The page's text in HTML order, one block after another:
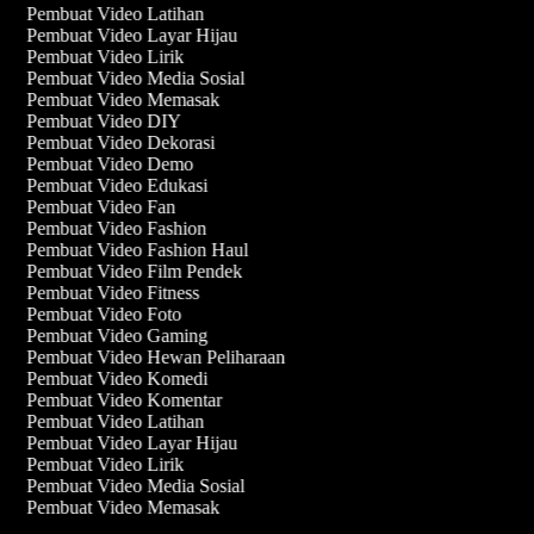
Pembuat Video Latihan
Pembuat Video Layar Hijau
Pembuat Video Lirik
Pembuat Video Media Sosial
Pembuat Video Memasak
Pembuat Video DIY
Pembuat Video Dekorasi
Pembuat Video Demo
Pembuat Video Edukasi
Pembuat Video Fan
Pembuat Video Fashion
Pembuat Video Fashion Haul
Pembuat Video Film Pendek
Pembuat Video Fitness
Pembuat Video Foto
Pembuat Video Gaming
Pembuat Video Hewan Peliharaan
Pembuat Video Komedi
Pembuat Video Komentar
Pembuat Video Latihan
Pembuat Video Layar Hijau
Pembuat Video Lirik
Pembuat Video Media Sosial
Pembuat Video Memasak